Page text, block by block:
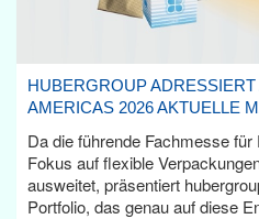
HUBERGROUP
AMERICAS 2026 AKTUELLE
Da die führende Fachmesse
Fokus auf flexible
ausweitet, präsentiert
Portfolio, das genau auf diese